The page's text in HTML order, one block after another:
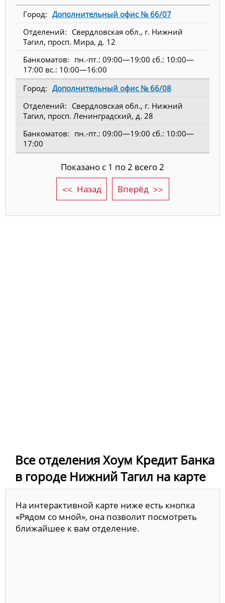
Дополнительный офис № 66/07
Свердловская обл., г. Нижний
Тагил, просп. Мира, д. 12
пн.-пт.: 09:00—19:00 сб.: 10:00—
17:00 вс.: 10:00—16:00
Дополнительный офис № 66/08
Свердловская обл., г. Нижний
Тагил, просп. Ленинградский, д. 28
пн.-пт.: 09:00—19:00 сб.: 10:00—
17:00
Показано с 1 по 2 всего 2
Назад
Вперёд
Все отделения Хоум Кредит Банка
в городе Нижний Тагил на карте
На интерактивной карте ниже есть кнопка
«Рядом со мной», она позволит посмотреть
ближайшее к вам отделение.